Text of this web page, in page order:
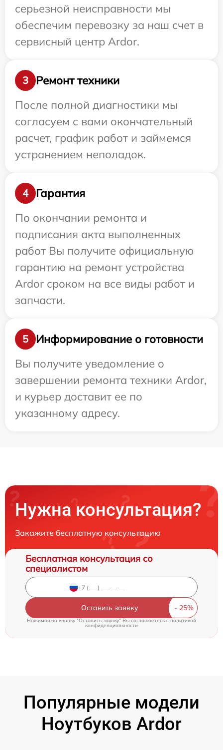
серьезной неисправности мы
обеспечим перевозку за наш счет в
сервисный центр Ardor.
3
Ремонт техники
После полной диагностики мы
согласуем с вами окончательный
расчет, график работ и займемся
устранением неполадок.
4
Гарантия
По окончании ремонта и
подписания акта выполненных
работ Вы получите официальную
гарантию на ремонт устройства
Ardor сроком на все виды работ и
запчасти.
5
Информирование о готовности
Вы получите уведомление о
завершении ремонта техники Ardor,
и курьер доставит ее по
указанному адресу.
Нужна консультация?
Закажите бесплатную консультацию
Бесплатная консультация со
специалистом
Оставить заявку
Нажимая на кнопку "Оставить заявку" Вы соглашаетесь cполитикой
конфиденциальности
Популярные модели
Ноутбуков Ardor